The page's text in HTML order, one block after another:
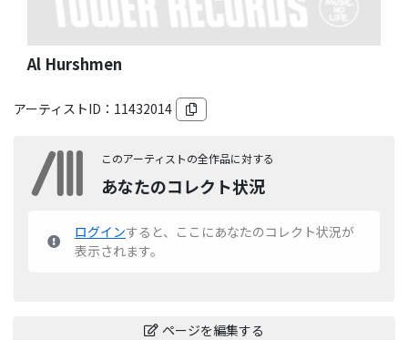
Al Hurshmen
アーティストID： 11432014
このアーティストの全作品に対する
あなたのコレクト状況
ログインすると、ここにあなたのコレクト状況が
表示されます。
ページを編集する